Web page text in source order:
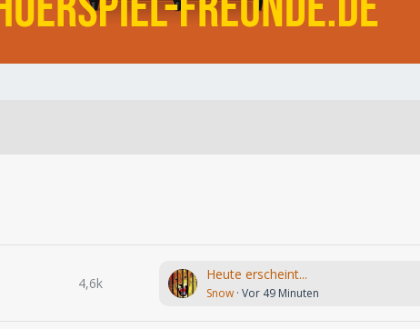
4,6k
Heute erscheint...
Snow Vor 49 Minuten